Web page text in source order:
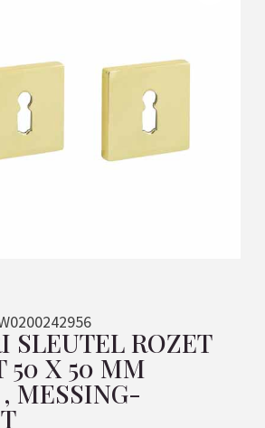
SLEUTEL ROZET
50 X 50 MM
MESSING-